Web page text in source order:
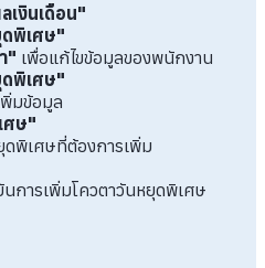
เงินเดือน"
พิเศษ"
" เพื่อแก้ไขข้อมูลของพนักงาน
พิเศษ"
มข้อมูล
ศษ"
พิเศษที่ต้องการเพิ่ม
การเพิ่มโควตาวันหยุดพิเศษ